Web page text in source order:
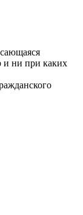
и ни при каких